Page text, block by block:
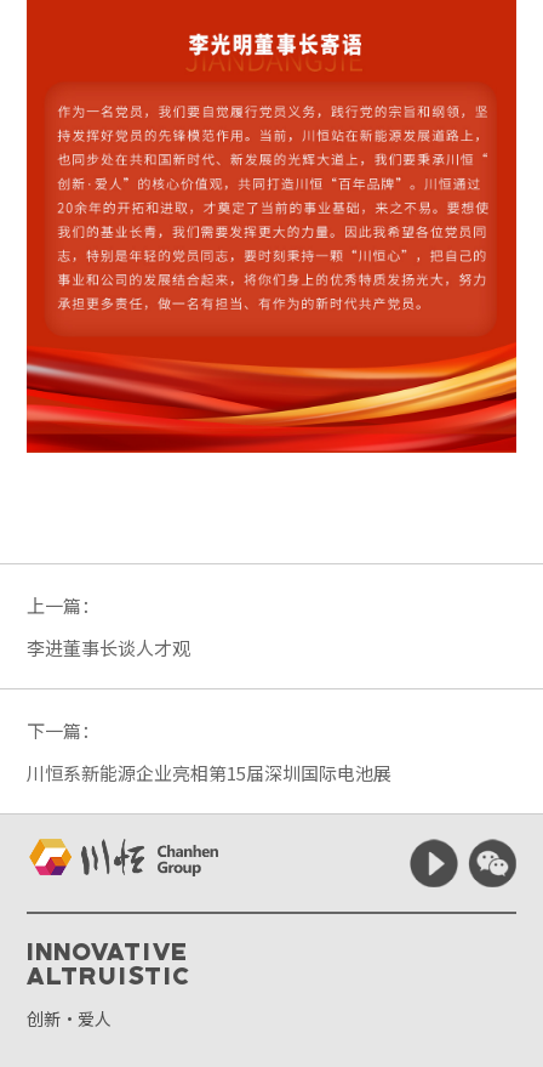
上一篇：
李进董事长谈人才观
下一篇：
川恒系新能源企业亮相第15届深圳国际电池展
Innovative
Altruistic
创新·爱人